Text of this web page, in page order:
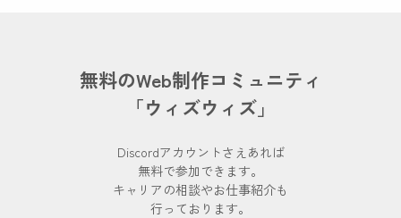
無料のWeb制作コミュニティ
「ウィズウィズ」
Discordアカウントさえあれば
無料で参加できます。
キャリアの相談やお仕事紹介も
行っております。